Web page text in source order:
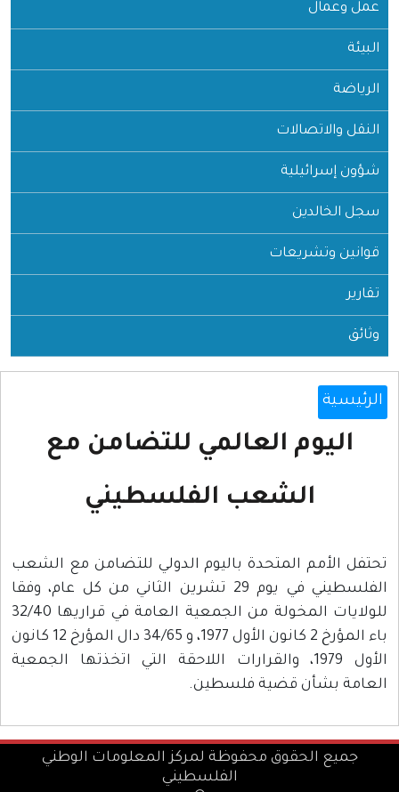
عمل وعمال
البيئة
الرياضة
النقل والاتصالات
شؤون إسرائيلية
سجل الخالدين
قوانين وتشريعات
تقارير
وثائق
الرئيسية
اليوم العالمي للتضامن مع
الشعب الفلسطيني
تحتفل الأمم المتحدة باليوم الدولي للتضامن مع الشعب
الفلسطيني في يوم 29 تشرين الثاني من كل عام، وفقا
للولايات المخولة من الجمعية العامة في قراريها 32/40
باء المؤرخ 2 كانون الأول 1977، و 34/65 دال المؤرخ 12 كانون
الأول 1979، والقرارات اللاحقة التي اتخذتها الجمعية
العامة بشأن قضية فلسطين.
جميع الحقوق محفوظة لمركز المعلومات الوطني
الفلسطيني